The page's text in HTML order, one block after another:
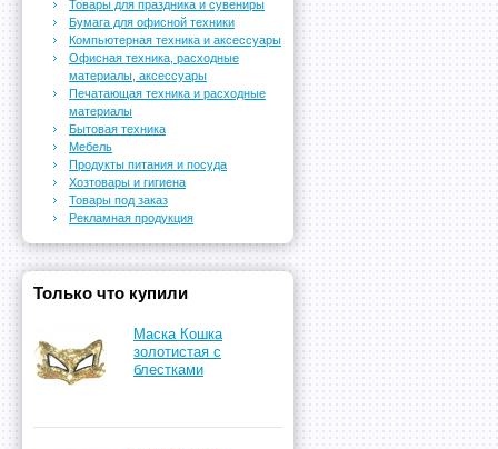
Товары для праздника и сувениры
Бумага для офисной техники
Компьютерная техника и аксессуары
Офисная техника, расходные
материалы, аксессуары
Печатающая техника и расходные
материалы
Бытовая техника
Мебель
Продукты питания и посуда
Хозтовары и гигиена
Товары под заказ
Рекламная продукция
Только что купили
Маска Кошка
золотистая с
блестками